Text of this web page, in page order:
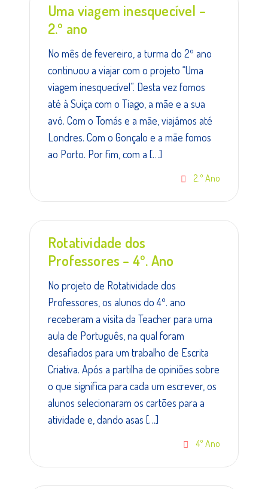
Uma viagem inesquecível –
2.º ano
No mês de fevereiro, a turma do 2º ano
continuou a viajar com o projeto “Uma
viagem inesquecível”. Desta vez fomos
até à Suíça com o Tiago, a mãe e a sua
avó. Com o Tomás e a mãe, viajámos até
Londres. Com o Gonçalo e a mãe fomos
ao Porto. Por fim, com a […]
2.º Ano
Rotatividade dos
Professores – 4º. Ano
No projeto de Rotatividade dos
Professores, os alunos do 4º. ano
receberam a visita da Teacher para uma
aula de Português, na qual foram
desafiados para um trabalho de Escrita
Criativa. Após a partilha de opiniões sobre
o que significa para cada um escrever, os
alunos selecionaram os cartões para a
atividade e, dando asas […]
4º Ano